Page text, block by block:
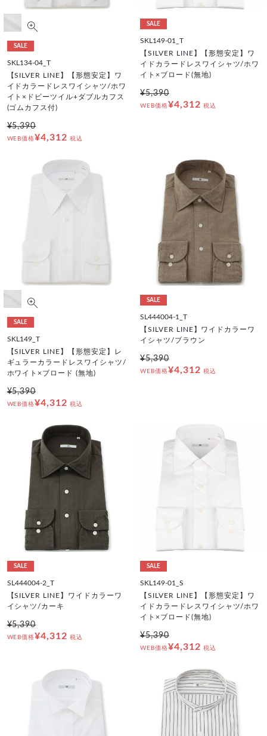
SALE
SKL134-04_T
【SILVER LINE】【形態安定】ワ
イドカラードレスワイシャツ/ホワ
イト×ドビーツイル+ダブルカフス
(ゴムカフス付)
¥5,390
WEB価格¥4,312 税込
SALE
SKL149-01_T
【SILVER LINE】【形態安定】ワ
イドカラードレスワイシャツ/ホワ
イト×ブロード(無地)
¥5,390
WEB価格¥4,312 税込
SALE
SKL149_T
【SILVER LINE】【形態安定】レ
ギュラーカラードレスワイシャツ/
ホワイト×ブロード (無地)
¥5,390
WEB価格¥4,312 税込
SALE
SL444004-1_T
【SILVER LINE】ワイドカラーワ
イシャツ/ブラウン
¥5,390
WEB価格¥4,312 税込
SALE
SL444004-2_T
【SILVER LINE】ワイドカラーワ
イシャツ/カーキ
¥5,390
WEB価格¥4,312 税込
SALE
SKL149-01_S
【SILVER LINE】【形態安定】ワ
イドカラードレスワイシャツ/ホワ
イト×ブロード(無地)
¥5,390
WEB価格¥4,312 税込